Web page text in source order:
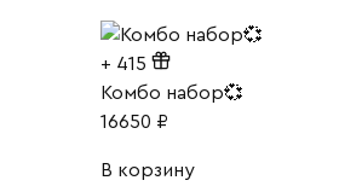
+ 415
Комбо набор💞
16650 ₽
В корзину